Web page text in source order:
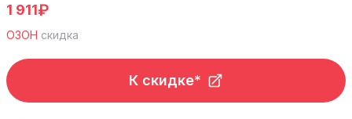
1 911₽
ОЗОН скидка
К скидке*